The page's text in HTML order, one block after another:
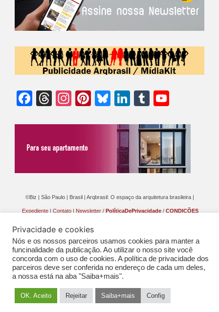
Facebook
Threads
Instagram
Pinterest
Bluesky
LinkedIn
Tumblr
©Biz | São Paulo | Brasil | Arqbrasil: O espaço da arquitetura brasileira |
Expediente | Contato | Newsletter / PolíticaDePrivacidade / CONDIÇÕES
Privacidade e cookies
Nós e os nossos parceiros usamos cookies para manter a
funcinalidade da publicação. Ao utilizar o nosso site você
concorda com o uso de cookies. A política de privacidade dos
parceiros deve ser conferida no endereço de cada um deles,
a nossa está na aba "Saiba+mais".
OK. Aceito Rejeitar Saiba+mais Config